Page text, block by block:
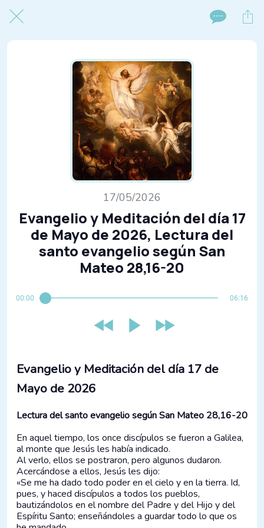
17/05/2026
Evangelio y Meditación del día 17
de Mayo de 2026, Lectura del
santo evangelio según San
Mateo 28,16-20
00:00 06:16
Evangelio y Meditación del día 17 de
Mayo de 2026
Lectura del santo evangelio según San Mateo 28,16-20
En aquel tiempo, los once discípulos se fueron a Galilea,
al monte que Jesús les había indicado.
Al verlo, ellos se postraron, pero algunos dudaron.
Acercándose a ellos, Jesús les dijo:
«Se me ha dado todo poder en el cielo y en la tierra. Id,
pues, y haced discípulos a todos los pueblos,
bautizándolos en el nombre del Padre y del Hijo y del
Espíritu Santo; enseñándoles a guardar todo lo que os